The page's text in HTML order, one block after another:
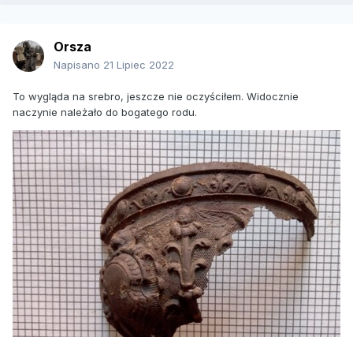
Orsza
Napisano 21 Lipiec 2022
To wygląda na srebro, jeszcze nie oczyściłem. Widocznie
naczynie należało do bogatego rodu.